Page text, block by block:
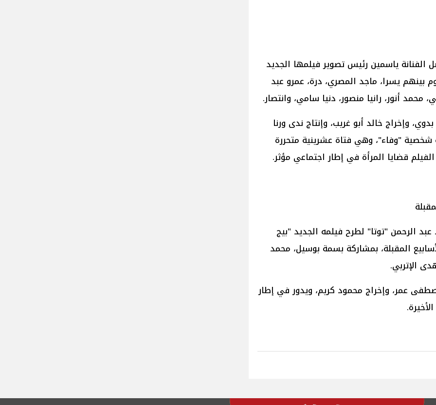
الفنانة ياسمين رئيس تصوير فيلمها الجديد
بينهم يسرا، ماجد المصري، درة، عمرو عبد
محمد أنور، رانيا منصور، دنيا سامي، وانتصار.
وإخراج خالد أبو غريب، وإنتاج ندى ورنا
"وفاء"، وهي فتاة عشرينية متحررة
قضايا المرأة في إطار اجتماعي مؤثر.
الرحمن "توتا" لطرح فيلمه الجديد "بيج
المقبلة، بمشاركة بسمة بوسيل، محمد
الإتربي.
عمر، وإخراج محمود كريم، ويدور في إطار